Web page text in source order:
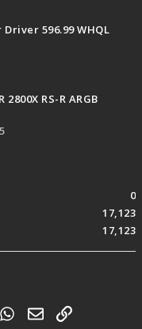
596.99 WHQL
2800X RS-R ARGB
0
17,123
17,123
WhatsApp
電子郵件
連結